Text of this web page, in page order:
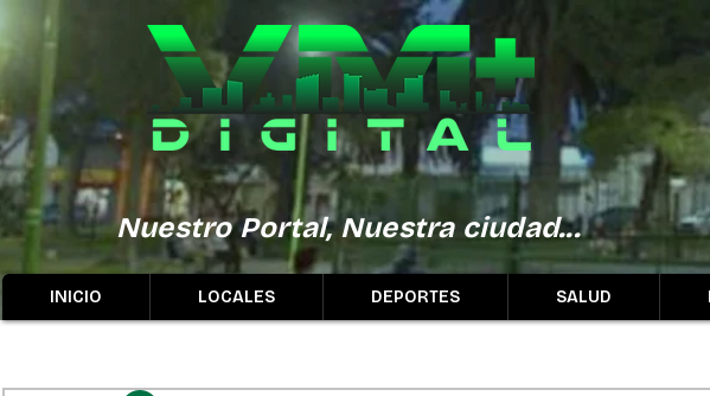
Nuestro Portal, Nuestra ciudad...
INICIO LOCALES DEPORTES SALUD